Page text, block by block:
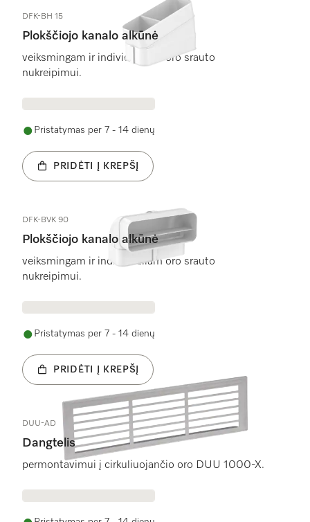
DFK-BH 15
Plokščiojo kanalo alkūnė
veiksmingam ir individualiam oro srauto
nukreipimui.
Pristatymas per 7 - 14 dienų
PRIDĖTI Į KREPŠĮ
DFK-BVK 90
Plokščiojo kanalo alkūnė
veiksmingam ir individualiam oro srauto
nukreipimui.
Pristatymas per 7 - 14 dienų
PRIDĖTI Į KREPŠĮ
DUU-AD
Dangtelis
permontavimui į cirkuliuojančio oro DUU 1000-X.